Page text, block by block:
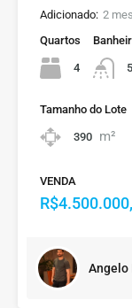
Adicionado: 2
Quartos
4 5
Tamanho do Lote
390 m²
VENDA
Angelo